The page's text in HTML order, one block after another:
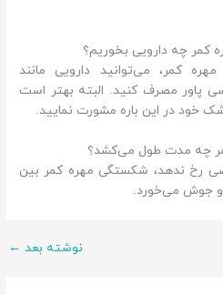
چه دارویی بخوریم؟
کمر، می‌توانید دارویی مانند
پاور مصرف کنید. البته بهتر است
خود در این باره مشورت نمایید.
چه مدت طول می‌کشد؟
رخ ندهد، شکستگی مهره کمر بین
نوشته بعد ←